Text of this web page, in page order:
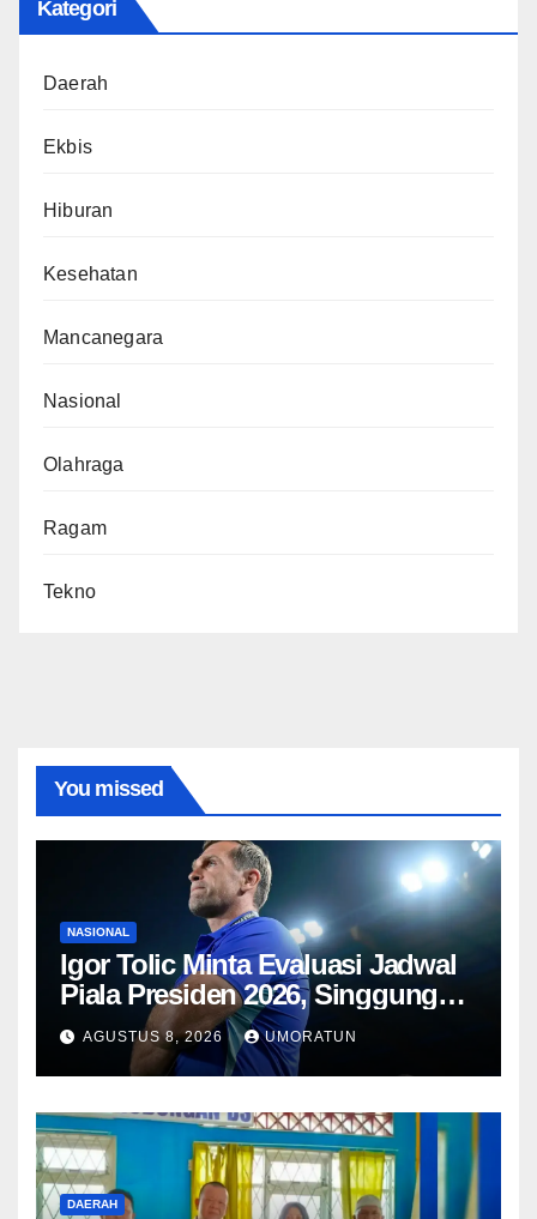
Kategori
Daerah
Ekbis
Hiburan
Kesehatan
Mancanegara
Nasional
Olahraga
Ragam
Tekno
You missed
NASIONAL
Igor Tolic Minta Evaluasi Jadwal
Piala Presiden 2026, Singgung
Aturan FIFA soal Recovery 72
Jam
AGUSTUS 8, 2026 UMORATUN
DAERAH